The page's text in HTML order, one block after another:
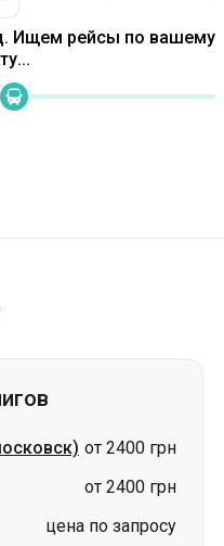
Ищем рейсы по вашему
от 2400 грн
от 2400 грн
цена по запросу